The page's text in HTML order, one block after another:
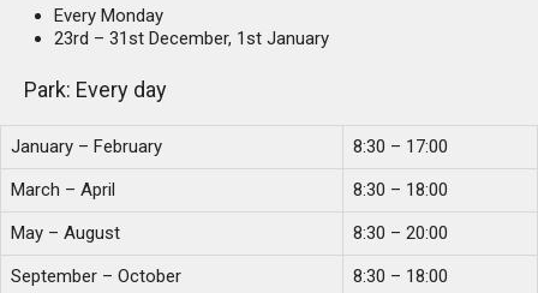
Every Monday
23rd – 31st December, 1st January
Park: Every day
January – February
8:30 – 17:00
March – April
8:30 – 18:00
May – August
8:30 – 20:00
September – October
8:30 – 18:00